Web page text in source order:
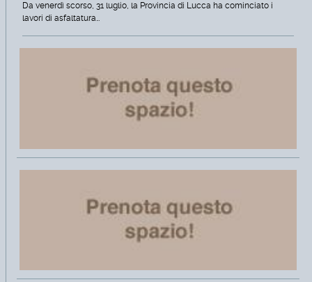
Da venerdì scorso, 31 luglio, la Provincia di Lucca ha cominciato i
lavori di asfaltatura…